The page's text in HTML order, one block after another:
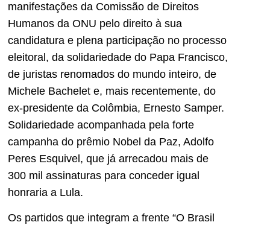
manifestações da Comissão de Direitos
Humanos da ONU pelo direito à sua
candidatura e plena participação no processo
eleitoral, da solidariedade do Papa Francisco,
de juristas renomados do mundo inteiro, de
Michele Bachelet e, mais recentemente, do
ex-presidente da Colômbia, Ernesto Samper.
Solidariedade acompanhada pela forte
campanha do prêmio Nobel da Paz, Adolfo
Peres Esquivel, que já arrecadou mais de
300 mil assinaturas para conceder igual
honraria a Lula.
Os partidos que integram a frente “O Brasil